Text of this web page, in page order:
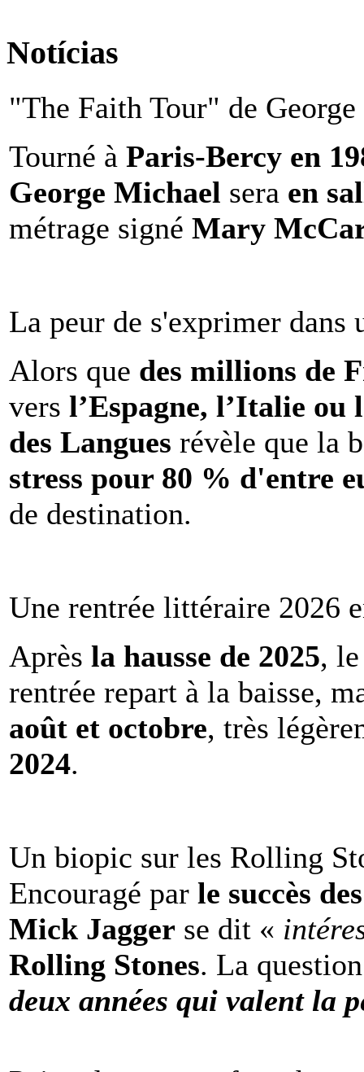
Notícias
"The Faith Tour" de
Tourné à Paris-Bercy en
George Michael sera en
métrage signé Mary
La peur de s'exprimer dans
Alors que des millions de
vers l’Espagne, l’Italie ou
des Langues révèle que la
stress pour 80 % d'entre
de destination.
Une rentrée littéraire 2026
Après la hausse de 2025,
rentrée repart à la baisse,
août et octobre, très
2024.
Un biopic sur les Rolling
Encouragé par le succès
Mick Jagger se dit «
Rolling Stones. La
deux années qui valent la